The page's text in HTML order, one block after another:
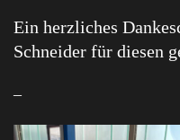
Ein herzliches
Schneider für diesen
–